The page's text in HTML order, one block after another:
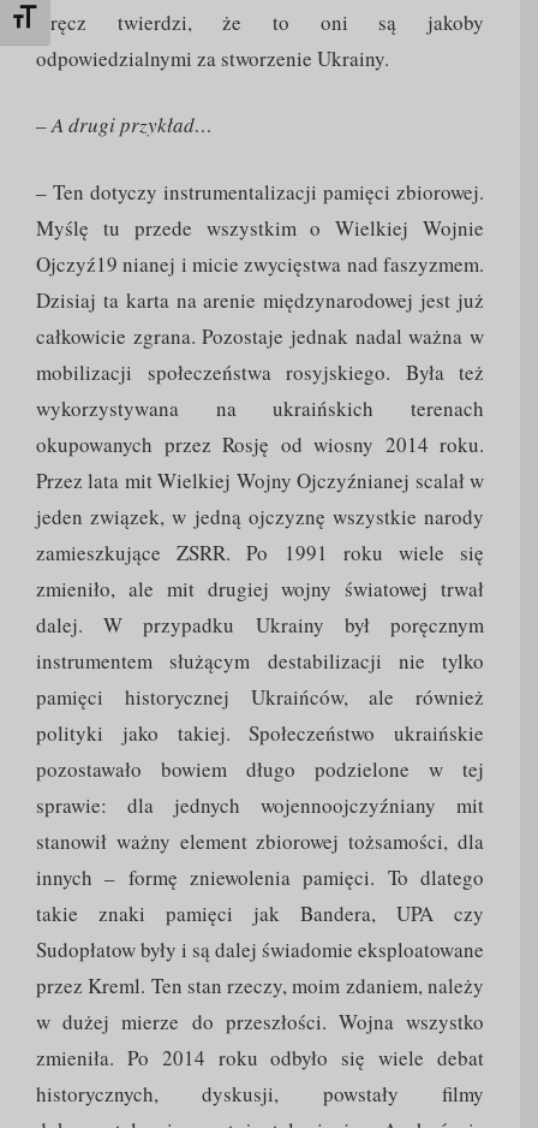
Toggle Font size
wręcz twierdzi, że to oni są jakoby
odpowiedzialnymi za stworzenie Ukrainy.
– A drugi przykład…
– Ten dotyczy instrumentalizacji pamięci zbiorowej.
Myślę tu przede wszystkim o Wielkiej Wojnie
Ojczyź19 nianej i micie zwycięstwa nad faszyzmem.
Dzisiaj ta karta na arenie międzynarodowej jest już
całkowicie zgrana. Pozostaje jednak nadal ważna w
mobilizacji społeczeństwa rosyjskiego. Była też
wykorzystywana na ukraińskich terenach
okupowanych przez Rosję od wiosny 2014 roku.
Przez lata mit Wielkiej Wojny Ojczyźnianej scalał w
jeden związek, w jedną ojczyznę wszystkie narody
zamieszkujące ZSRR. Po 1991 roku wiele się
zmieniło, ale mit drugiej wojny światowej trwał
dalej. W przypadku Ukrainy był poręcznym
instrumentem służącym destabilizacji nie tylko
pamięci historycznej Ukraińców, ale również
polityki jako takiej. Społeczeństwo ukraińskie
pozostawało bowiem długo podzielone w tej
sprawie: dla jednych wojennoojczyźniany mit
stanowił ważny element zbiorowej tożsamości, dla
innych – formę zniewolenia pamięci. To dlatego
takie znaki pamięci jak Bandera, UPA czy
Sudopłatow były i są dalej świadomie eksploatowane
przez Kreml. Ten stan rzeczy, moim zdaniem, należy
w dużej mierze do przeszłości. Wojna wszystko
zmieniła. Po 2014 roku odbyło się wiele debat
historycznych, dyskusji, powstały filmy